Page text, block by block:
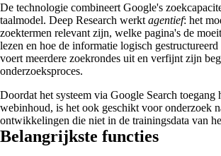
De technologie combineert Google's
taalmodel. Deep Research werkt agentief: het
zoektermen relevant zijn, welke pagina's de
lezen en hoe de informatie logisch
voert meerdere zoekrondes uit en verfijnt zijn
onderzoeksproces.
Doordat het systeem via Google Search toegang
webinhoud, is het ook geschikt voor onderzoek
ontwikkelingen die niet in de trainingsdata van
Belangrijkste functies